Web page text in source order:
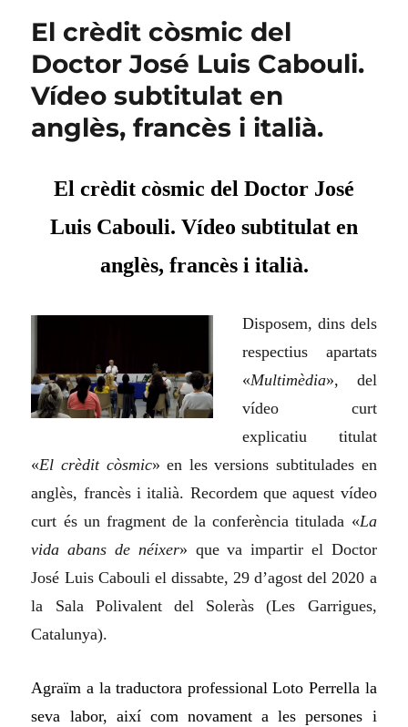
El crèdit còsmic del
Doctor José Luis Cabouli.
Vídeo subtitulat en
anglès, francès i italià.
El crèdit còsmic del Doctor José
Luis Cabouli. Vídeo subtitulat en
anglès, francès i italià.
Disposem, dins dels
respectius apartats
«Multimèdia», del
vídeo curt
explicatiu titulat
«El crèdit còsmic» en les versions subtitulades en
anglès, francès i italià. Recordem que aquest vídeo
curt és un fragment de la conferència titulada «La
vida abans de néixer» que va impartir el Doctor
José Luis Cabouli el dissabte, 29 d’agost del 2020 a
la Sala Polivalent del Soleràs (Les Garrigues,
Catalunya).
Agraïm a la traductora professional Loto Perrella la
seva labor, així com novament a les persones i